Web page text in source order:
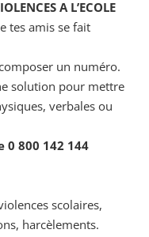
A L’ECOLE
tes amis se fait
un numéro.
solution pour mettre
verbales ou
800 142 144
scolaires,
harcèlements.